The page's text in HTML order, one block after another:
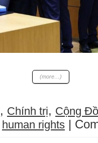
(more…)
, Chính trị, Cộng
human rights |